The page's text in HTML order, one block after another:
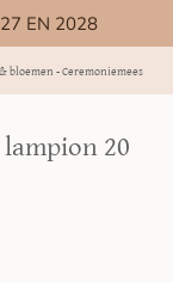
- Ceremoniemeester
EN 2028
20